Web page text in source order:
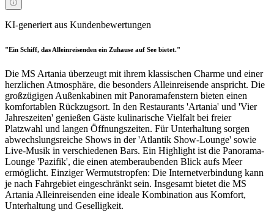
KI-generiert aus Kundenbewertungen
"Ein Schiff, das Alleinreisenden ein Zuhause auf See bietet."
Die MS Artania überzeugt mit ihrem klassischen Charme und einer
herzlichen Atmosphäre, die besonders Alleinreisende anspricht. Die
großzügigen Außenkabinen mit Panoramafenstern bieten einen
komfortablen Rückzugsort. In den Restaurants 'Artania' und 'Vier
Jahreszeiten' genießen Gäste kulinarische Vielfalt bei freier
Platzwahl und langen Öffnungszeiten. Für Unterhaltung sorgen
abwechslungsreiche Shows in der 'Atlantik Show-Lounge' sowie
Live-Musik in verschiedenen Bars. Ein Highlight ist die Panorama-
Lounge 'Pazifik', die einen atemberaubenden Blick aufs Meer
ermöglicht. Einziger Wermutstropfen: Die Internetverbindung kann
je nach Fahrgebiet eingeschränkt sein. Insgesamt bietet die MS
Artania Alleinreisenden eine ideale Kombination aus Komfort,
Unterhaltung und Geselligkeit.